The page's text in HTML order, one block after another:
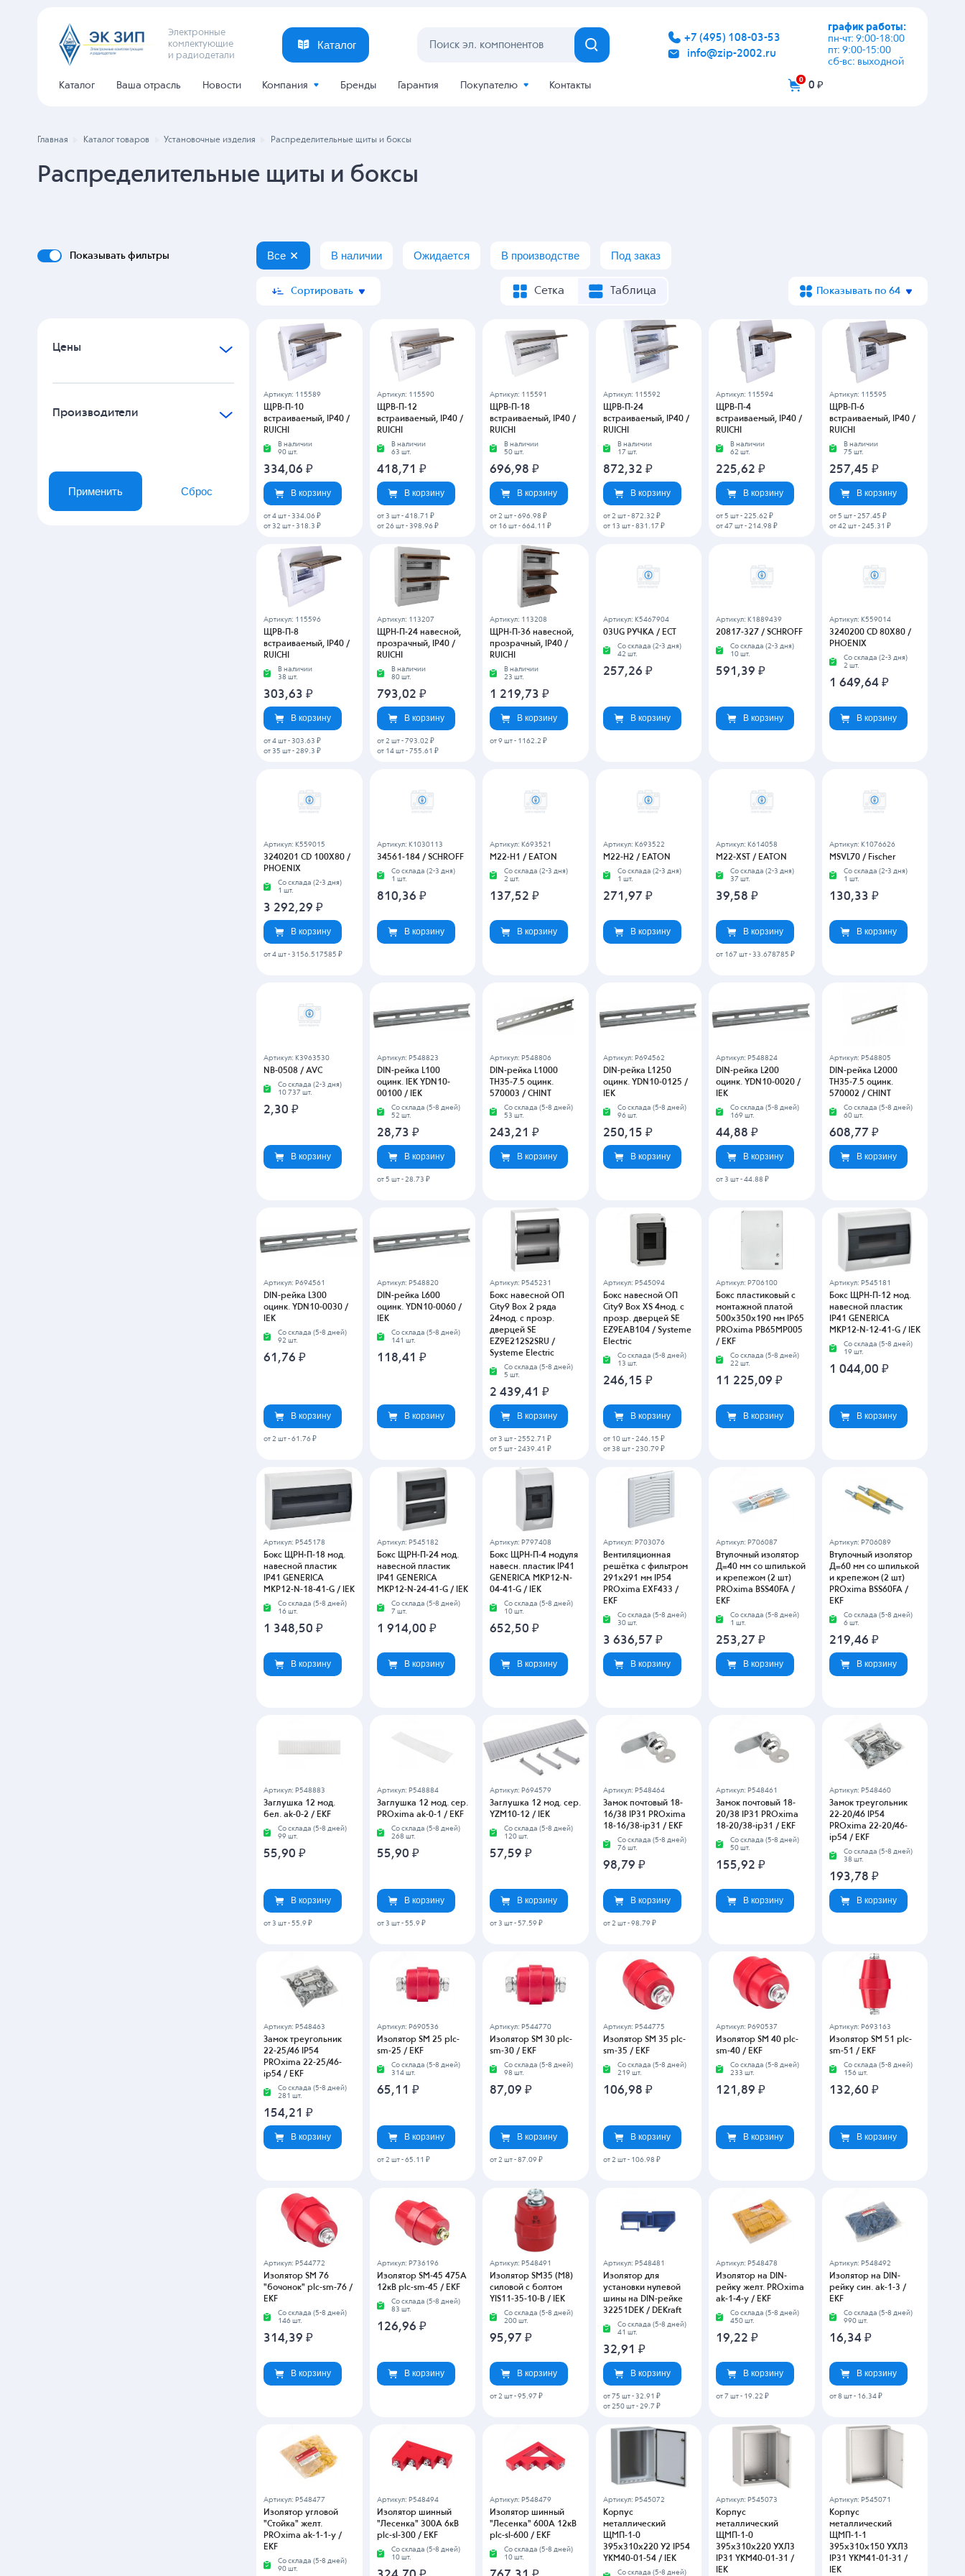
Электронные
комлектующие
и радиодетали
Каталог
+7 (495) 108-03-53
info@zip-2002.ru
график работы:
пн-чт: 9:00-18:00
пт: 9:00-15:00
сб-вс: выходной
Каталог Ваша отрасль Новости Компания Бренды Гарантия Покупателю Контакты
0 0 ₽
Главная Каталог товаров Установочные изделия Распределительные щиты и боксы
Распределительные щиты и боксы
Показывать фильтры Все В наличии Ожидается В производстве Под заказ
Сортировать Сетка Таблица Показывать по 64
Цены
Производители
Применить Сброс
Артикул: 115589
ЩРВ-П-10
встраиваемый, IP40 /
RUICHI
В наличии
90 шт.
334,06 ₽
В корзину
от 4 шт - 334.06 ₽
от 32 шт - 318.3 ₽
Артикул: 115590
ЩРВ-П-12
встраиваемый, IP40 /
RUICHI
В наличии
63 шт.
418,71 ₽
В корзину
от 3 шт- 418.71 ₽
от 26 шт- 398.96 ₽
Артикул: 115591
ЩРВ-П-18
встраиваемый, IP40 /
RUICHI
В наличии
50 шт.
696,98 ₽
В корзину
от 2 шт - 696.98 ₽
от 16 шт - 664.11 ₽
Артикул: 115592
ЩРВ-П-24
встраиваемый, IP40 /
RUICHI
В наличии
17 шт.
872,32 ₽
В корзину
от 2 шт- 872.32 ₽
от 13 шт- 831.17 ₽
Артикул: 115594
ЩРВ-П-4
встраиваемый, IP40 /
RUICHI
В наличии
62 шт.
225,62 ₽
В корзину
от 5 шт - 225.62 ₽
от 47 шт - 214.98 ₽
Артикул: 115595
ЩРВ-П-6
встраиваемый, IP40 /
RUICHI
В наличии
75 шт.
257,45 ₽
В корзину
от 5 шт- 257.45 ₽
от 42 шт- 245.31 ₽
Артикул: 115596
ЩРВ-П-8
встраиваемый, IP40 /
RUICHI
В наличии
38 шт.
303,63 ₽
В корзину
от 4 шт - 303.63 ₽
от 35 шт - 289.3 ₽
Артикул: 113207
ЩРН-П-24 навесной,
прозрачный, IP40 /
RUICHI
В наличии
80 шт.
793,02 ₽
В корзину
от 2 шт- 793.02 ₽
от 14 шт- 755.61 ₽
Артикул: 113208
ЩРН-П-36 навесной,
прозрачный, IP40 /
RUICHI
В наличии
23 шт.
1 219,73 ₽
В корзину
от 9 шт - 1162.2 ₽
Артикул: K5467904
03UG РУЧКА / ECT
Со склада (2-3 дня)
42 шт.
257,26 ₽
В корзину
Артикул: K1889439
20817-327 / SCHROFF
Со склада (2-3 дня)
10 шт.
591,39 ₽
В корзину
Артикул: K559014
3240200 CD 80X80 /
PHOENIX
Со склада (2-3 дня)
2 шт.
1 649,64 ₽
В корзину
Артикул: K559015
3240201 CD 100X80 /
PHOENIX
Со склада (2-3 дня)
1 шт.
3 292,29 ₽
В корзину
от 4 шт - 3156.517585 ₽
Артикул: K1030113
34561-184 / SCHROFF
Со склада (2-3 дня)
1 шт.
810,36 ₽
В корзину
Артикул: K693521
M22-H1 / EATON
Со склада (2-3 дня)
2 шт.
137,52 ₽
В корзину
Артикул: K693522
M22-H2 / EATON
Со склада (2-3 дня)
1 шт.
271,97 ₽
В корзину
Артикул: K614058
M22-XST / EATON
Со склада (2-3 дня)
37 шт.
39,58 ₽
В корзину
от 167 шт - 33.678785 ₽
Артикул: K1076626
MSVL70 / Fischer
Со склада (2-3 дня)
1 шт.
130,33 ₽
В корзину
Артикул: K3963530
NB-0508 / AVC
Со склада (2-3 дня)
10 737 шт.
2,30 ₽
В корзину
Артикул: P548823
DIN-рейка L100
оцинк. IEK YDN10-
00100 / IEK
Со склада (5-8 дней)
52 шт.
28,73 ₽
В корзину
от 5 шт- 28.73 ₽
Артикул: P548806
DIN-рейка L1000
TH35-7.5 оцинк.
570003 / CHINT
Со склада (5-8 дней)
53 шт.
243,21 ₽
В корзину
Артикул: P694562
DIN-рейка L1250
оцинк. YDN10-0125 /
IEK
Со склада (5-8 дней)
96 шт.
250,15 ₽
В корзину
Артикул: P548824
DIN-рейка L200
оцинк. YDN10-0020 /
IEK
Со склада (5-8 дней)
169 шт.
44,88 ₽
В корзину
от 3 шт - 44.88 ₽
Артикул: P548805
DIN-рейка L2000
TH35-7.5 оцинк.
570002 / CHINT
Со склада (5-8 дней)
60 шт.
608,77 ₽
В корзину
Артикул: P694561
DIN-рейка L300
оцинк. YDN10-0030 /
IEK
Со склада (5-8 дней)
92 шт.
61,76 ₽
В корзину
от 2 шт - 61.76 ₽
Артикул: P548820
DIN-рейка L600
оцинк. YDN10-0060 /
IEK
Со склада (5-8 дней)
141 шт.
118,41 ₽
В корзину
Артикул: P545231
Бокс навесной ОП
City9 Box 2 ряда
24мод. с прозр.
дверцей SE
EZ9E212S2SRU /
Systeme Electric
Со склада (5-8 дней)
5 шт.
2 439,41 ₽
В корзину
от 3 шт - 2552.71 ₽
от 5 шт - 2439.41 ₽
Артикул: P545094
Бокс навесной ОП
City9 Box XS 4мод. с
прозр. дверцей SE
EZ9EAB104 / Systeme
Electric
Со склада (5-8 дней)
13 шт.
246,15 ₽
В корзину
от 10 шт- 246.15 ₽
от 38 шт- 230.79 ₽
Артикул: P706100
Бокс пластиковый с
монтажной платой
500х350х190 мм IP65
PROxima PB65MP005
/ EKF
Со склада (5-8 дней)
22 шт.
11 225,09 ₽
В корзину
Артикул: P545181
Бокс ЩРН-П-12 мод.
навесной пластик
IP41 GENERICA
MKP12-N-12-41-G / IEK
Со склада (5-8 дней)
19 шт.
1 044,00 ₽
В корзину
Артикул: P545178
Бокс ЩРН-П-18 мод.
навесной пластик
IP41 GENERICA
MKP12-N-18-41-G / IEK
Со склада (5-8 дней)
16 шт.
1 348,50 ₽
В корзину
Артикул: P545182
Бокс ЩРН-П-24 мод.
навесной пластик
IP41 GENERICA
MKP12-N-24-41-G / IEK
Со склада (5-8 дней)
7 шт.
1 914,00 ₽
В корзину
Артикул: P797408
Бокс ЩРН-П-4 модуля
навесн. пластик IP41
GENERICA MKP12-N-
04-41-G / IEK
Со склада (5-8 дней)
10 шт.
652,50 ₽
В корзину
Артикул: P703076
Вентиляционная
решётка с фильтром
291x291 мм IP54
PROxima EXF433 /
EKF
Со склада (5-8 дней)
30 шт.
3 636,57 ₽
В корзину
Артикул: P706087
Втулочный изолятор
Д=40 мм со шпилькой
и крепежом (2 шт)
PROxima BSS40FA /
EKF
Со склада (5-8 дней)
1 шт.
253,27 ₽
В корзину
Артикул: P706089
Втулочный изолятор
Д=60 мм со шпилькой
и крепежом (2 шт)
PROxima BSS60FA /
EKF
Со склада (5-8 дней)
6 шт.
219,46 ₽
В корзину
Артикул: P548883
Заглушка 12 мод.
бел. ak-0-2 / EKF
Со склада (5-8 дней)
99 шт.
55,90 ₽
В корзину
от 3 шт - 55.9 ₽
Артикул: P548884
Заглушка 12 мод. сер.
PROxima ak-0-1 / EKF
Со склада (5-8 дней)
268 шт.
55,90 ₽
В корзину
от 3 шт- 55.9 ₽
Артикул: P694579
Заглушка 12 мод. сер.
YZM10-12 / IEK
Со склада (5-8 дней)
120 шт.
57,59 ₽
В корзину
от 3 шт - 57.59 ₽
Артикул: P548464
Замок почтовый 18-
16/38 IP31 PROxima
18-16/38-ip31 / EKF
Со склада (5-8 дней)
76 шт.
98,79 ₽
В корзину
от 2 шт- 98.79 ₽
Артикул: P548461
Замок почтовый 18-
20/38 IP31 PROxima
18-20/38-ip31 / EKF
Со склада (5-8 дней)
50 шт.
155,92 ₽
В корзину
Артикул: P548460
Замок треугольник
22-20/46 IP54
PROxima 22-20/46-
ip54 / EKF
Со склада (5-8 дней)
38 шт.
193,78 ₽
В корзину
Артикул: P548463
Замок треугольник
22-25/46 IP54
PROxima 22-25/46-
ip54 / EKF
Со склада (5-8 дней)
281 шт.
154,21 ₽
В корзину
Артикул: P690536
Изолятор SM 25 plc-
sm-25 / EKF
Со склада (5-8 дней)
314 шт.
65,11 ₽
В корзину
от 2 шт- 65.11 ₽
Артикул: P544770
Изолятор SM 30 plc-
sm-30 / EKF
Со склада (5-8 дней)
98 шт.
87,09 ₽
В корзину
от 2 шт - 87.09 ₽
Артикул: P544775
Изолятор SM 35 plc-
sm-35 / EKF
Со склада (5-8 дней)
219 шт.
106,98 ₽
В корзину
от 2 шт- 106.98 ₽
Артикул: P690537
Изолятор SM 40 plc-
sm-40 / EKF
Со склада (5-8 дней)
233 шт.
121,89 ₽
В корзину
Артикул: P693163
Изолятор SM 51 plc-
sm-51 / EKF
Со склада (5-8 дней)
156 шт.
132,60 ₽
В корзину
Артикул: P544772
Изолятор SM 76
"бочонок" plc-sm-76 /
EKF
Со склада (5-8 дней)
146 шт.
314,39 ₽
В корзину
Артикул: P736196
Изолятор SM-45 475А
12кВ plc-sm-45 / EKF
Со склада (5-8 дней)
83 шт.
126,96 ₽
В корзину
Артикул: P548491
Изолятор SM35 (М8)
силовой с болтом
YIS11-35-10-B / IEK
Со склада (5-8 дней)
200 шт.
95,97 ₽
В корзину
от 2 шт - 95.97 ₽
Артикул: P548481
Изолятор для
установки нулевой
шины на DIN-рейке
32251DEK / DEKraft
Со склада (5-8 дней)
41 шт.
32,91 ₽
В корзину
от 75 шт- 32.91 ₽
от 250 шт- 29.7 ₽
Артикул: P548478
Изолятор на DIN-
рейку желт. PROxima
ak-1-4-y / EKF
Со склада (5-8 дней)
450 шт.
19,22 ₽
В корзину
от 7 шт - 19.22 ₽
Артикул: P548492
Изолятор на DIN-
рейку син. ak-1-3 /
EKF
Со склада (5-8 дней)
990 шт.
16,34 ₽
В корзину
от 8 шт- 16.34 ₽
Артикул: P548477
Изолятор угловой
"Стойка" желт.
PROxima ak-1-1-y /
EKF
Со склада (5-8 дней)
90 шт.
Артикул: P548494
Изолятор шинный
"Лесенка" 300А 6кВ
plc-sl-300 / EKF
Со склада (5-8 дней)
10 шт.
Артикул: P548479
Изолятор шинный
"Лесенка" 600А 12кВ
plc-sl-600 / EKF
Со склада (5-8 дней)
10 шт.
Артикул: P545072
Корпус
металлический
ЩМП-1-0
395х310х220 У2 IP54
YKM40-01-54 / IEK
Со склада (5-8 дней)
Артикул: P545073
Корпус
металлический
ЩМП-1-0
395х310х220 УХЛ3
IP31 YKM40-01-31 /
IEK
Артикул: P545071
Корпус
металлический
ЩМП-1-1
395х310х150 УХЛ3
IP31 YKM41-01-31 /
IEK